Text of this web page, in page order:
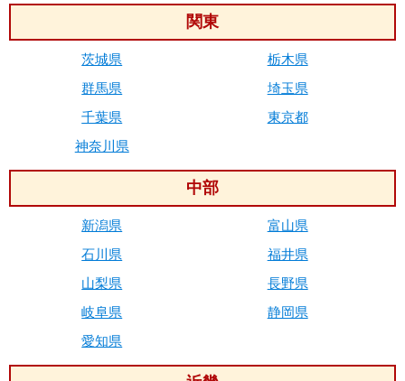
関東
茨城県
栃木県
群馬県
埼玉県
千葉県
東京都
神奈川県
中部
新潟県
富山県
石川県
福井県
山梨県
長野県
岐阜県
静岡県
愛知県